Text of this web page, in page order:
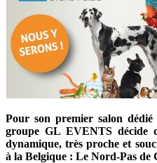
Pour son premier salon
groupe GL EVENTS décide
dynamique, très proche et
à la Belgique : Le Nord-Pas de